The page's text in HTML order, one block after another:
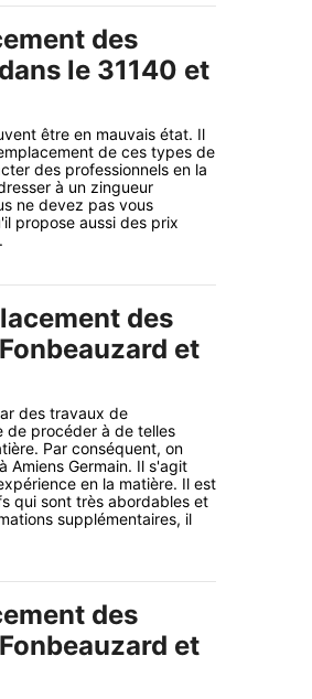
des
le 31140 et
être en mauvais état. Il
de ces types de
des professionnels en la
à un zingueur
ne devez pas vous
propose aussi des prix
des
et
des travaux de
de procéder à de telles
Par conséquent, on
Amiens Germain. Il s'agit
en la matière. Il est
qui sont très abordables et
supplémentaires, il
des
et